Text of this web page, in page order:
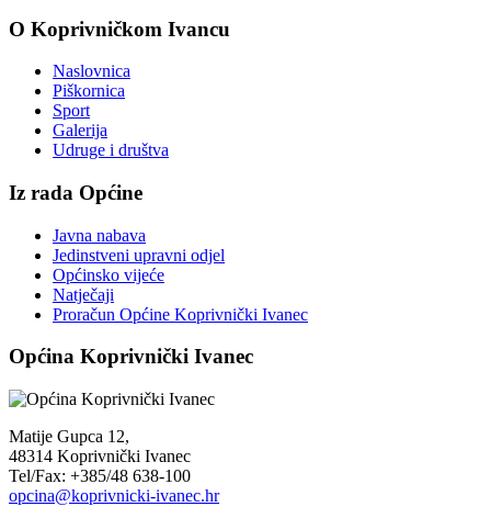
O Koprivničkom Ivancu
Naslovnica
Piškornica
Sport
Galerija
Udruge i društva
Iz rada Općine
Javna nabava
Jedinstveni upravni odjel
Općinsko vijeće
Natječaji
Proračun Općine Koprivnički Ivanec
Općina Koprivnički Ivanec
Matije Gupca 12,
48314 Koprivnički Ivanec
Tel/Fax: +385/48 638-100
opcina@koprivnicki-ivanec.hr